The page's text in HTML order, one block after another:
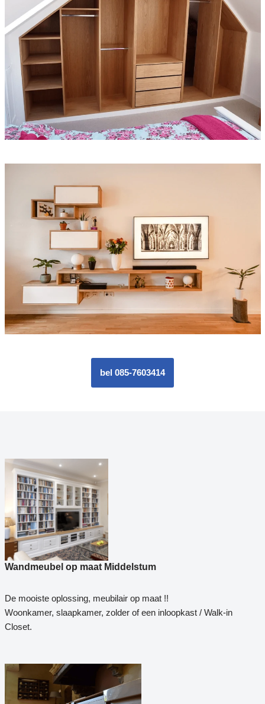
bel 085-7603414
Wandmeubel op maat Middelstum
De mooiste oplossing, meubilair op maat !!
Woonkamer, slaapkamer, zolder of een inloopkast / Walk-in
Closet.